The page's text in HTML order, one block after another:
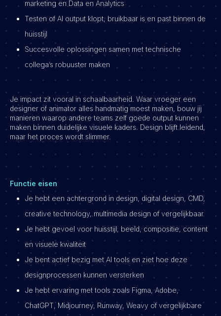
marketing en Data en Analytics
Testen of AI output klopt, bruikbaar is en past binnen de
huisstijl
Succesvolle oplossingen samen met technische
collega’s robuuster maken
Je impact zit vooral in schaalbaarheid. Waar vroeger een
designer of animator alles handmatig moest maken, bouw jij
manieren waarop andere teams zelf goede output kunnen
maken binnen duidelijke visuele kaders. Design blijft leidend,
maar het proces wordt slimmer.
Functie eisen
Je hebt een achtergrond in design, digital design, CMD,
creative technology, multimedia design of vergelijkbaar
Je hebt gevoel voor huisstijl, beeld, compositie, content
en visuele kwaliteit
Je bent actief bezig met AI tools en ziet hoe deze
designprocessen kunnen versterken
Je hebt ervaring met tools zoals Figma, Adobe,
ChatGPT, Midjourney, Runway, Weavy of vergelijkbare